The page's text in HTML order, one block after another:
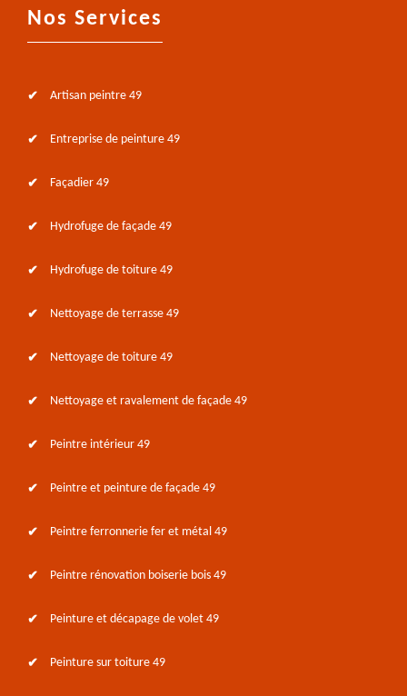
Nos Services
Artisan peintre 49
Entreprise de peinture 49
Façadier 49
Hydrofuge de façade 49
Hydrofuge de toiture 49
Nettoyage de terrasse 49
Nettoyage de toiture 49
Nettoyage et ravalement de façade 49
Peintre intérieur 49
Peintre et peinture de façade 49
Peintre ferronnerie fer et métal 49
Peintre rénovation boiserie bois 49
Peinture et décapage de volet 49
Peinture sur toiture 49